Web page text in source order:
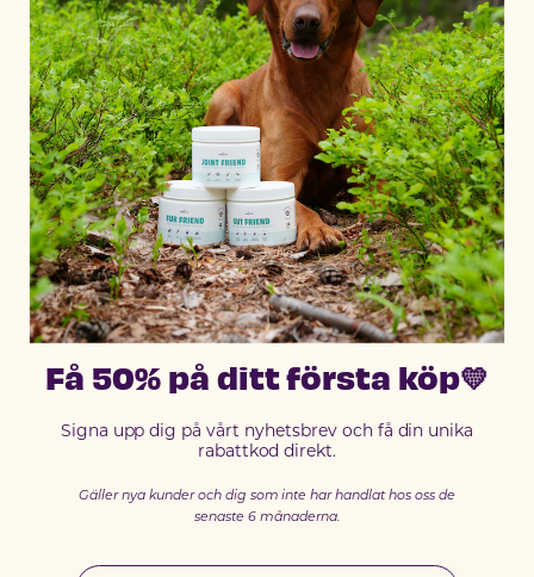
Allt som är värt att veta om insektsbaserat foder till
hund och katt. Börja med grundkunskaperna i vår
foderskola, eller djupdyk i ett ämne som intresserar
dig. Här samlar vi kunskap om insekter, näringslära,
hälsa och allt annat som gör Petgood till the do good
pet food.
FODERSKOLAN
LÄR DIG GRUNDERNA OM
INSEKTSBASERAT FODER
forskningen bakom fodret. Läs i din egen takt - varje lektion
Få 50% på ditt första köp💛
Signa upp dig på vårt nyhetsbrev och få din unika
rabattkod direkt.
Gäller nya kunder och dig som inte har handlat hos oss de
senaste 6 månaderna.